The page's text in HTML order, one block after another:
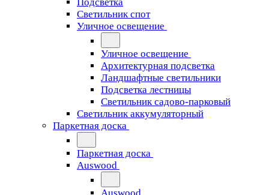
Светильник спот
Уличное освещение
Уличное освещение
Архитектурная подсветка
Ландшафтные светильники
Подсветка лестницы
Светильник садово-парковый
Светильник аккумуляторный
Паркетная доска
Паркетная доска
Auswood